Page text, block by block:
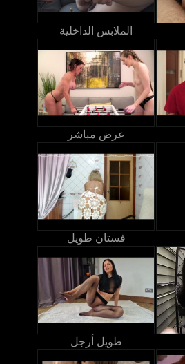
الملابس الداخلية
عرض مباشر
فستان طويل
طويل أرجل